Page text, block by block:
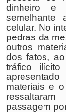
dinheiro e
semelhante
celular. No
pedras da
outros
dos fatos,
tráfico
materiais e
passagem